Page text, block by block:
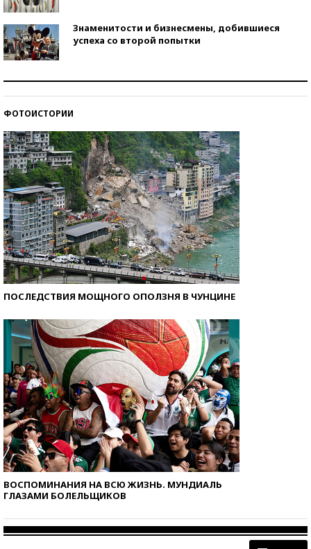
Знаменитости и бизнесмены, добившиеся
успеха со второй попытки
ФОТОИСТОРИИ
ПОСЛЕДСТВИЯ МОЩНОГО ОПОЛЗНЯ В ЧУНЦИНЕ
ВОСПОМИНАНИЯ НА ВСЮ ЖИЗНЬ. МУНДИАЛЬ
ГЛАЗАМИ БОЛЕЛЬЩИКОВ